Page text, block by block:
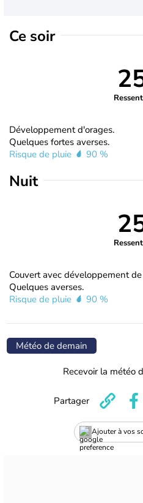
Ce soir
Développement d'orages.
Quelques fortes averses.
Risque de pluie
90 %
Nuit
Couvert avec développement
Quelques averses.
Risque de pluie
90 %
Météo de demain
Recevoir la météo
Ajouter à vos
Partager